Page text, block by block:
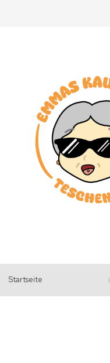
Startseite